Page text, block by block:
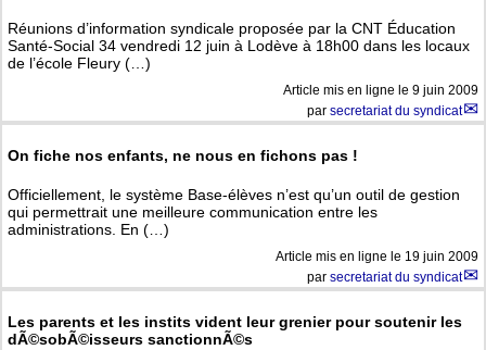
Réunions d’information syndicale proposée par la CNT Éducation
Santé-Social 34 vendredi 12 juin à Lodève à 18h00 dans les locaux
de l’école Fleury (…)
Article mis en ligne le 9 juin 2009
par secretariat du syndicat
On fiche nos enfants, ne nous en fichons pas !
Officiellement, le système Base-élèves n’est qu’un outil de gestion
qui permettrait une meilleure communication entre les
administrations. En (…)
Article mis en ligne le 19 juin 2009
par secretariat du syndicat
Les parents et les instits vident leur grenier pour soutenir les
dÃ©sobÃ©isseurs sanctionnÃ©s